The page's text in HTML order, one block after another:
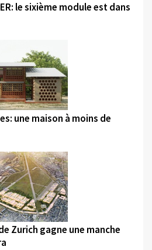
le sixième module est dans
une maison à moins de
Zurich gagne une manche